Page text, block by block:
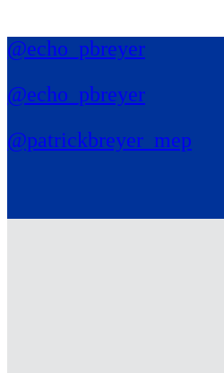
@echo_pbreyer
@echo_pbreyer
@patrickbreyer_mep